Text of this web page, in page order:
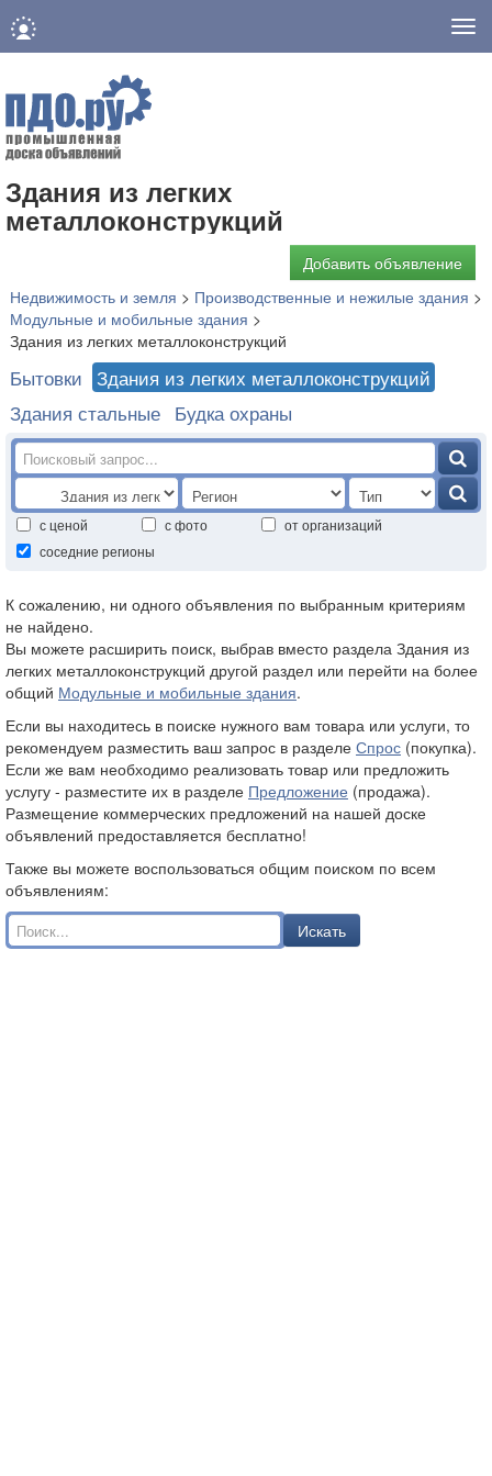
Здания из легких
металлоконструкций
Добавить объявление
Недвижимость и земля > Производственные и нежилые здания >
Модульные и мобильные здания >
Здания из легких металлоконструкций
Бытовки Здания из легких металлоконструкций
Здания стальные Будка охраны
с ценой с фото
от организаций
соседние регионы
К сожалению, ни одного объявления по выбранным критериям
не найдено.
Вы можете расширить поиск, выбрав вместо раздела Здания из
легких металлоконструкций другой раздел или перейти на более
общий Модульные и мобильные здания.
Если вы находитесь в поиске нужного вам товара или услуги, то
рекомендуем разместить ваш запрос в разделе Спрос (покупка).
Если же вам необходимо реализовать товар или предложить
услугу - разместите их в разделе Предложение (продажа).
Размещение коммерческих предложений на нашей доске
объявлений предоставляется бесплатно!
Также вы можете воспользоваться общим поиском по всем
объявлениям:
Искать